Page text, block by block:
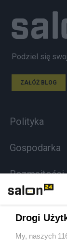
Podziel się
ZAŁÓŻ BLOG
Polityka
Gospodarka
Rozmaitości
Sport
Drogi
My, naszych